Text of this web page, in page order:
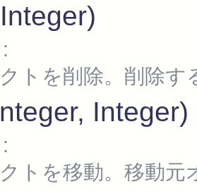
トを削除。削除
Integer)
トを移動。移動